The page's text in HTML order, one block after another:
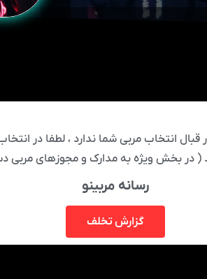
انتخاب مربی شما ندارد ، لطفا در
( در بخش ویژه به مدارک و مجوزهای مربی
رسانه مربینو
گزارش تخلف